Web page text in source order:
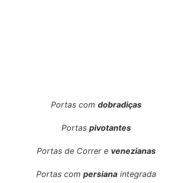
Portas com dobradiças
Portas pivotantes
Portas de Correr e venezianas
Portas com persiana integrada